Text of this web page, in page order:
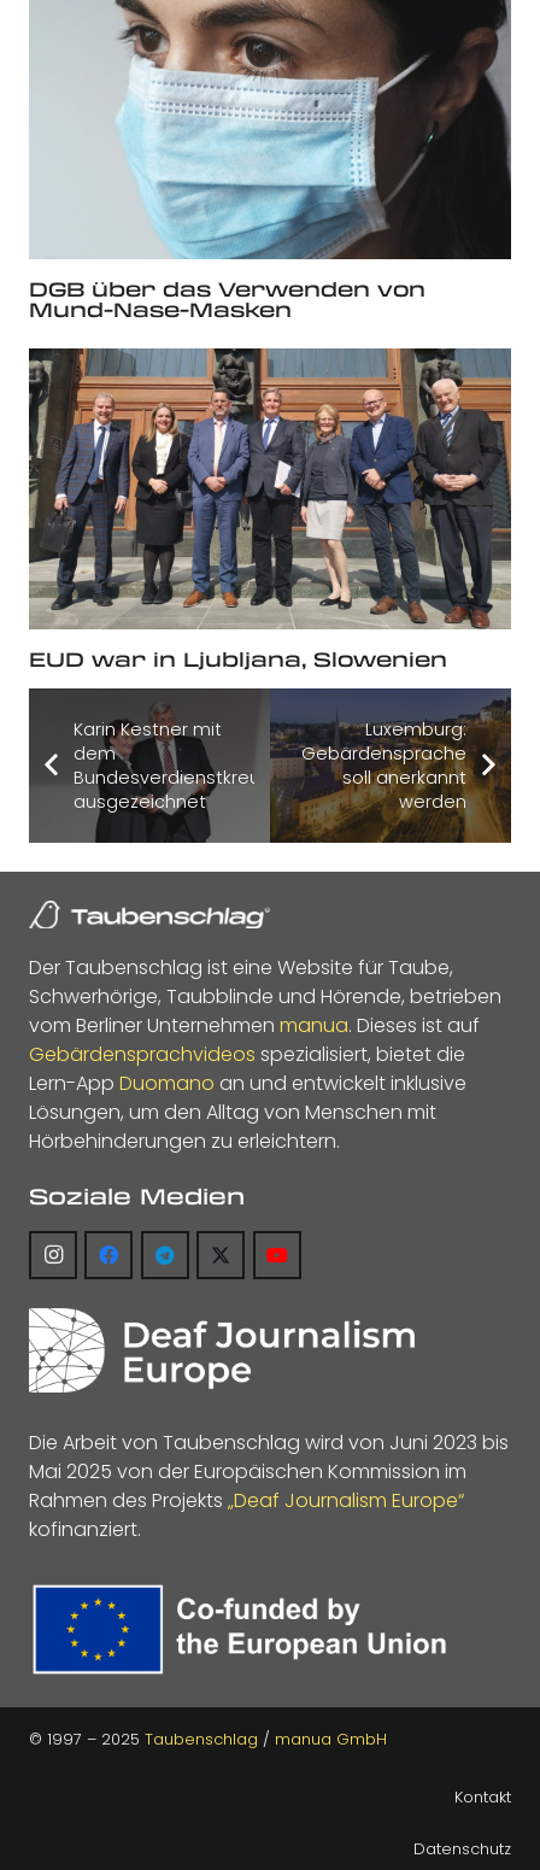
DGB über das Verwenden von
Mund-Nase-Masken
EUD war in Ljubljana, Slowenien
Karin Kestner mit
dem
Bundesverdienstkreuz
ausgezeichnet
Luxemburg:
Gebärdensprache
soll anerkannt
werden
Der Taubenschlag ist eine Website für Taube,
Schwerhörige, Taubblinde und Hörende, betrieben
vom Berliner Unternehmen manua. Dieses ist auf
Gebärdensprachvideos spezialisiert, bietet die
Lern-App Duomano an und entwickelt inklusive
Lösungen, um den Alltag von Menschen mit
Hörbehinderungen zu erleichtern.
Soziale Medien
Die Arbeit von Taubenschlag wird von Juni 2023 bis
Mai 2025 von der Europäischen Kommission im
Rahmen des Projekts „Deaf Journalism Europe“
kofinanziert.
© 1997 – 2025 Taubenschlag / manua GmbH
Kontakt
Datenschutz